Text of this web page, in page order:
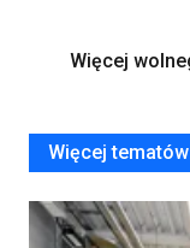
Więcej
Więcej tematów